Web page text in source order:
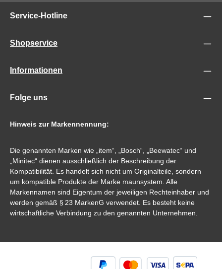
Service-Hotline
Shopservice
Informationen
Folge uns
Hinweis zur Markennennung:
Die genannten Marken wie „item“, „Bosch“, „Beewatec“ und
„Minitec“ dienen ausschließlich der Beschreibung der
Kompatibilität. Es handelt sich nicht um Originalteile, sondern
um kompatible Produkte der Marke maunsystem. Alle
Markennamen sind Eigentum der jeweiligen Rechteinhaber und
werden gemäß § 23 MarkenG verwendet. Es besteht keine
wirtschaftliche Verbindung zu den genannten Unternehmen.